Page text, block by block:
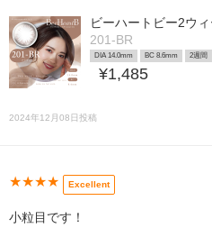
ビーハートビー2ウィ
201-BR
DIA 14.0mm BC 8.6mm 2週間
¥1,485
2024年12月08日投稿
★★★★ Excellent
小粒目です！